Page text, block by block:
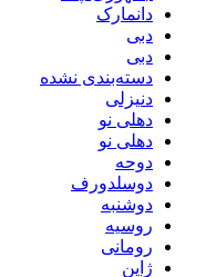
دانمارک
دبی
دبی
دسته‌بندی نشده
دنیزلی
دهلی نو
دهلی نو
دوحه
دوسلدورف
دوشنبه
روسیه
رومانی
ژاپن